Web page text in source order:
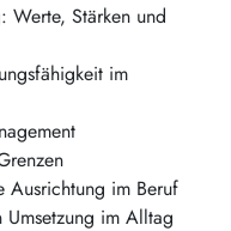
Werte, Stärken und
im
Ausrichtung im Beruf
Umsetzung im Alltag